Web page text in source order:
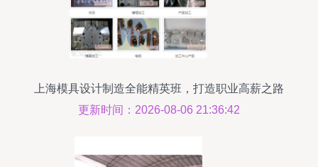
上海模具设计制造全能精英班，打造职业高薪之路
更新时间：2026-08-06 21:36:42